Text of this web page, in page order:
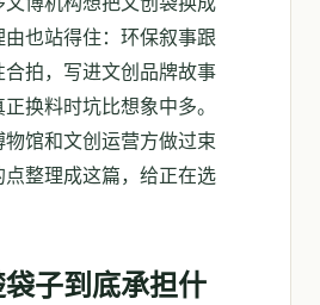
也站得住：环保叙事跟
拍，写进文创品牌故事
换料时坑比想象中多。
馆和文创运营方做过束
点整理成这篇，给正在选
子到底承担什